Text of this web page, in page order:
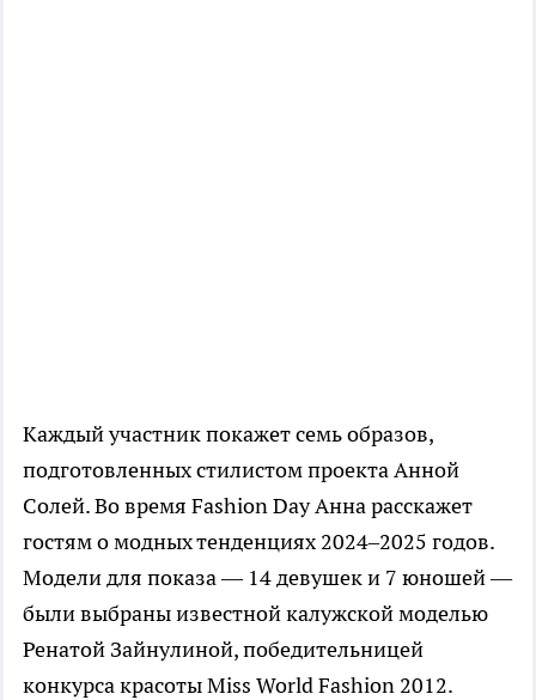
Каждый участник покажет семь образов,
подготовленных стилистом проекта Анной
Солей. Во время Fashion Day Анна расскажет
гостям о модных тенденциях 2024–2025 годов.
Модели для показа — 14 девушек и 7 юношей —
были выбраны известной калужской моделью
Ренатой Зайнулиной, победительницей
конкурса красоты Miss World Fashion 2012.